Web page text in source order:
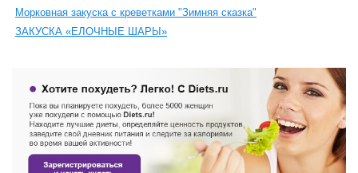
Морковная закуска с креветками "Зимняя сказка"
ЗАКУСКА «ЕЛОЧНЫЕ ШАРЫ»